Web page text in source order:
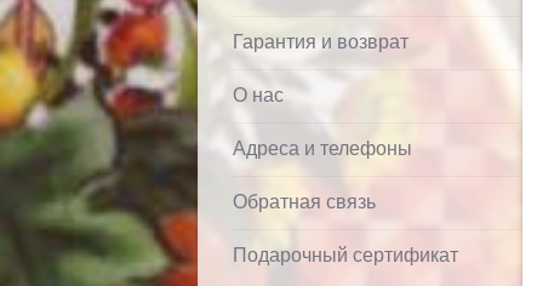
Гарантия и возврат
О нас
Адреса и телефоны
Обратная связь
Подарочный сертификат